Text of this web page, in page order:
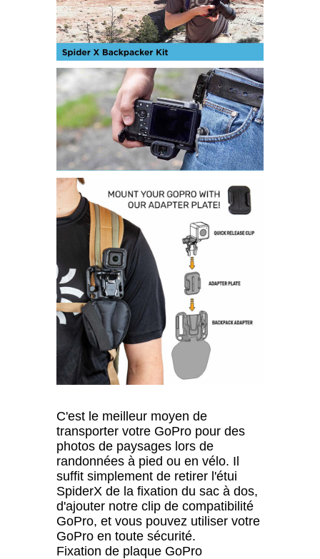
C'est le meilleur moyen de
transporter votre GoPro pour des
photos de paysages lors de
randonnées à pied ou en vélo. Il
suffit simplement de retirer l'étui
SpiderX de la fixation du sac à dos,
d'ajouter notre clip de compatibilité
GoPro, et vous pouvez utiliser votre
GoPro en toute sécurité.
Fixation de plaque GoPro